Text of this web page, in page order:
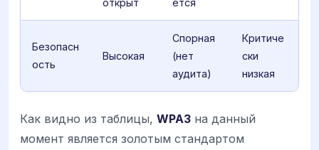
открыт
ется
Безопасн
ость
Высокая
Спорная
(нет
аудита)
Критиче
ски
низкая
Как видно из таблицы, WPA3 на данный
момент является золотым стандартом